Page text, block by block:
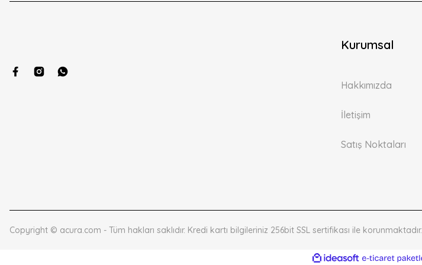
Kurumsal
Hakkımızda
İletişim
Satış Noktaları
Copyright © acura.com - Tüm hakları saklıdır. Kredi kartı bilgileriniz 256bit SSL sertifikası ile korunmaktadır.
ideasoft